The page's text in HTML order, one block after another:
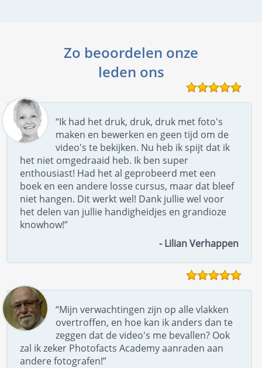
Zo beoordelen onze
leden ons
“Ik had het druk, druk, druk met foto's
maken en bewerken en geen tijd om de
video's te bekijken. Nu heb ik spijt dat ik
het niet omgedraaid heb. Ik ben super
enthousiast! Had het al geprobeerd met een
boek en een andere losse cursus, maar dat bleef
niet hangen. Dit werkt wel! Dank jullie wel voor
het delen van jullie handigheidjes en grandioze
knowhow!”
- Lilian Verhappen
“Mijn verwachtingen zijn op alle vlakken
overtroffen, en hoe kan ik anders dan te
zeggen dat de video's me bevallen? Ook
zal ik zeker Photofacts Academy aanraden aan
andere fotografen!”